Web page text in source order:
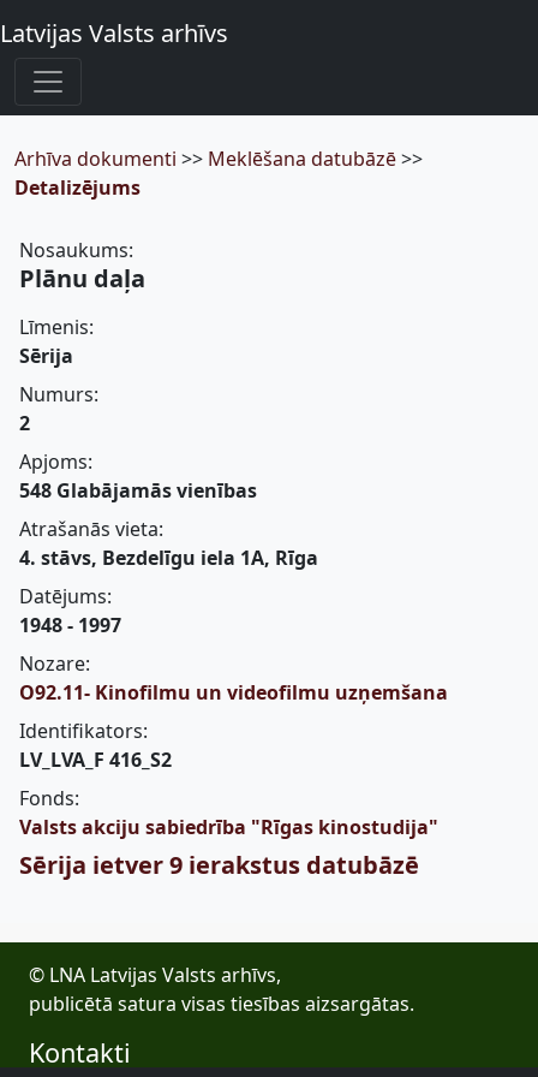
Latvijas Valsts arhīvs
Arhīva dokumenti >> Meklēšana datubāzē>>
Detalizējums
Nosaukums:
Plānu daļa
Līmenis:
Sērija
Numurs:
2
Apjoms:
548 Glabājamās vienības
Atrašanās vieta:
4. stāvs, Bezdelīgu iela 1A, Rīga
Datējums:
1948 - 1997
Nozare:
O92.11- Kinofilmu un videofilmu uzņemšana
Identifikators:
LV_LVA_F 416_S2
Fonds:
Valsts akciju sabiedrība "Rīgas kinostudija"
Sērija ietver 9 ierakstus datubāzē
© LNA Latvijas Valsts arhīvs,
publicētā satura visas tiesības aizsargātas.
Kontakti